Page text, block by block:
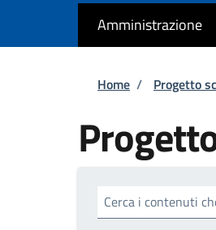
Amministrazione
Briciole
Home / Progetto
Cerca i contenuti